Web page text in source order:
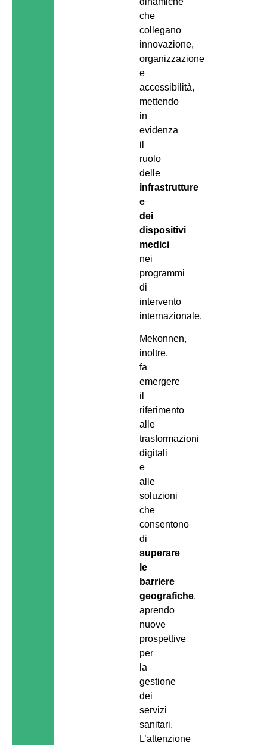
che
collegano
innovazione,
organizzazione
e
accessibilità,
mettendo
in
evidenza
il
ruolo
delle
infrastrutture
e
dei
dispositivi
medici
nei
programmi
di
intervento
internazionale.
Mekonnen,
inoltre,
fa
emergere
il
riferimento
alle
trasformazioni
digitali
e
alle
soluzioni
che
consentono
di
superare
le
barriere
geografiche,
aprendo
nuove
prospettive
per
la
gestione
dei
servizi
sanitari.
L’attenzione